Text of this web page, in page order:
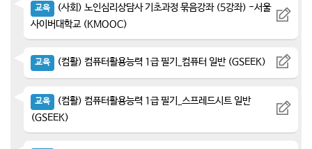
교육
(사회) 노인심리상담사 기초과정 묶음강좌 (5강좌) -서울
사이버대학교 (KMOOC)
교육 (컴활) 컴퓨터활용능력 1급 필기_컴퓨터 일반 (GSEEK)
교육
(컴활) 컴퓨터활용능력 1급 필기_스프레드시트 일반
(GSEEK)